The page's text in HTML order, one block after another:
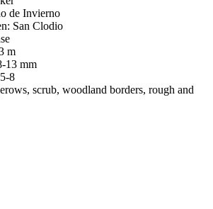
de Invierno
San Clodio
m
13 mm
5-8
scrub, woodland borders, rough and